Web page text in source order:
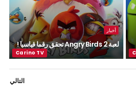
أخبار
لعبة Angry Birds 2 تحقق رقما قياسيا !
التالي